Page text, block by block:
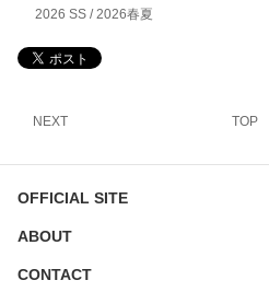
2026 SS / 2026春夏
NEXT TOP
OFFICIAL SITE
ABOUT
CONTACT